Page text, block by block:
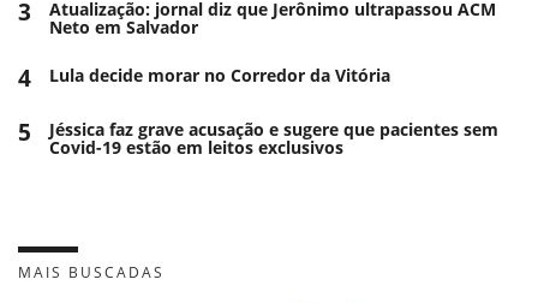
3 Atualização: jornal diz que Jerônimo ultrapassou ACM
Neto em Salvador
4 Lula decide morar no Corredor da Vitória
5 Jéssica faz grave acusação e sugere que pacientes sem
Covid-19 estão em leitos exclusivos
MAIS BUSCADAS